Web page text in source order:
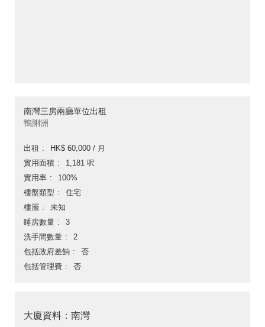
南灣三房兩廳單位出租
鴨脷洲
出租
HK$ 60,000 / 月
實用面積
1,181 呎
實用率
100%
樓盤類型
住宅
樓層
未知
睡房數量
3
洗手間數量
2
包括政府差餉
否
包括管理費
否
大廈資料：南灣